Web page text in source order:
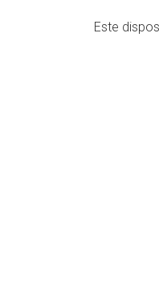
Este